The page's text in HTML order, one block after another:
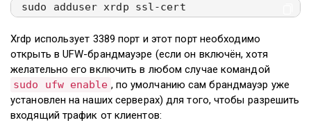
sudo adduser xrdp ssl-cert
Xrdp использует 3389 порт и этот порт необходимо
открыть в UFW-брандмауэре (если он включён, хотя
желательно его включить в любом случае командой
sudo ufw enable , по умолчанию сам брандмауэр уже
установлен на наших серверах) для того, чтобы разрешить
входящий трафик от клиентов: